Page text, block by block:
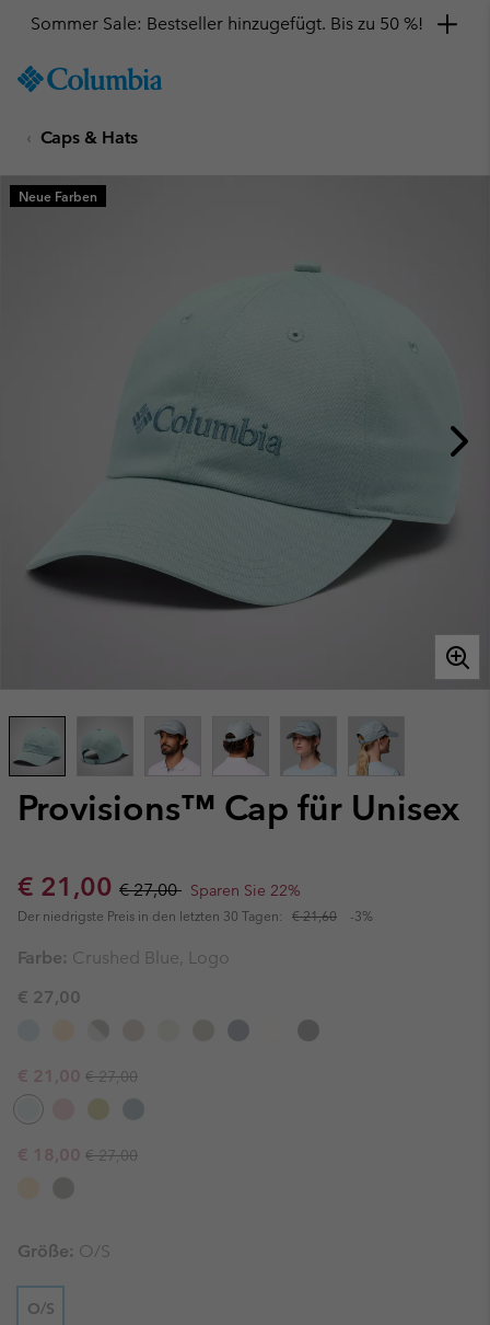
TO
SKIP
MAIN
NAV
Sommer Sale: Bestseller hinzugefügt. Bis zu 50 %!
Caps & Hats
Provisions™ Cap für Unisex
Sale price:
€ 21,00 Regular price:
€ 27,00 Sparen Sie 22%
Der niedrigste Preis in den letzten 30 Tagen: € 21,60 -3%
Neue Farben
Farbe: Crushed Blue, Logo
€ 27,00
Sale price:
€ 21,00 Regular price:
€ 27,00
Sale price:
€ 18,00 Regular price:
€ 27,00
Größe: O/S
O/S